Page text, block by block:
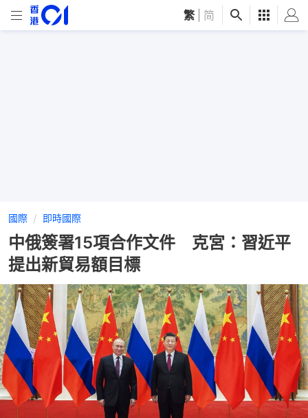
繁 简
國際 即時國際
中俄簽署15項合作文件 克宮：習近平
提出新貿易額目標